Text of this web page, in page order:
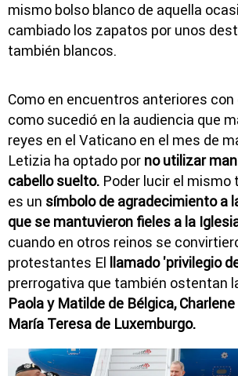
mismo bolso blanco de aquella
cambiado los zapatos por unos
también blancos.
Como en encuentros anteriores con
como sucedió en la audiencia que
reyes en el Vaticano en el mes de
Letizia ha optado por no utilizar
cabello suelto. Poder lucir el mismo
es un símbolo de agradecimiento a
que se mantuvieron fieles a la
cuando en otros reinos se
protestantes El llamado 'privilegio
prerrogativa que también ostentan
Paola y Matilde de Bélgica,
María Teresa de Luxemburgo.